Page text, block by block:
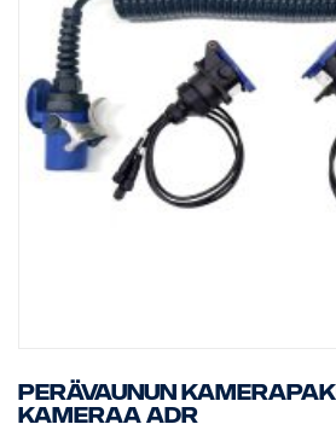
Perävaunun
kameraa ADR